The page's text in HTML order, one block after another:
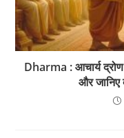
Dharma : आचार्य
और जानिए